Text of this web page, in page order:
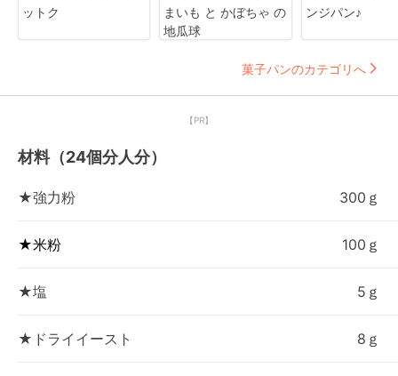
ットク
まいも と かぼちゃ の
地瓜球
ンジパン♪
菓子パンのカテゴリへ
【PR】
材料（24個分人分）
★強力粉 300ｇ
★米粉 100ｇ
★塩 5ｇ
★ドライイースト 8ｇ